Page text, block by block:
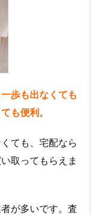
歩も出なくても
も便利。
ても、宅配なら
取ってもらえま
が多いです。査